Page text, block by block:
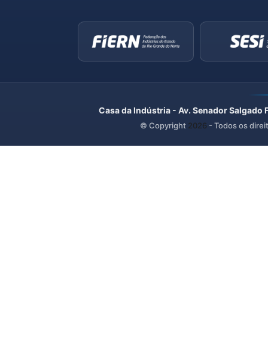
Casa da Indústria - Av. Senador
© Copyright 2026 - Todos os